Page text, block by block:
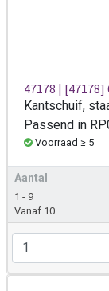
47178 | [47178]
Kantschuif,
Passend in
Voorraad ≥ 5
Aantal
1 - 9
Vanaf 10